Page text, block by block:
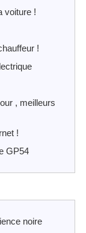
voiture !
!
, meilleurs
!
GP54
noire